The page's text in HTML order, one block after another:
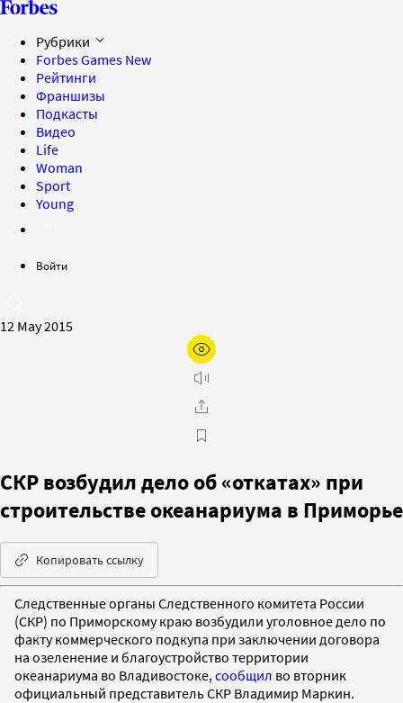
Рубрики
Forbes Games New
Рейтинги
Франшизы
Подкасты
Видео
Life
Woman
Sport
Young
Войти
12 May 2015
СКР возбудил дело об «откатах» при
строительстве океанариума в Приморье
Копировать ссылку
Следственные органы Следственного комитета России
(СКР) по Приморскому краю возбудили уголовное дело по
факту коммерческого подкупа при заключении договора
на озеленение и благоустройство территории
океанариума во Владивостоке, сообщил во вторник
официальный представитель СКР Владимир Маркин.